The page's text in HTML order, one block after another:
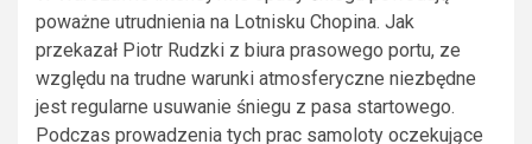
poważne utrudnienia na Lotnisku Chopina. Jak
przekazał Piotr Rudzki z biura prasowego portu, ze
względu na trudne warunki atmosferyczne niezbędne
jest regularne usuwanie śniegu z pasa startowego.
Podczas prowadzenia tych prac samoloty oczekujące